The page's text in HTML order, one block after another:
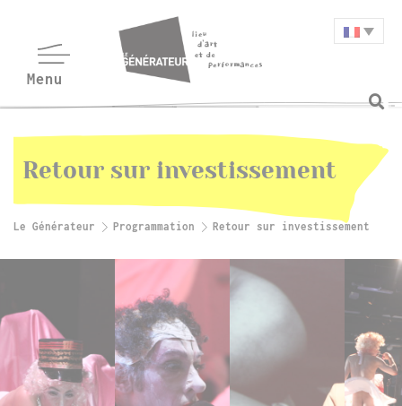
Retour sur investissement
Le Générateur Programmation Retour sur investissement